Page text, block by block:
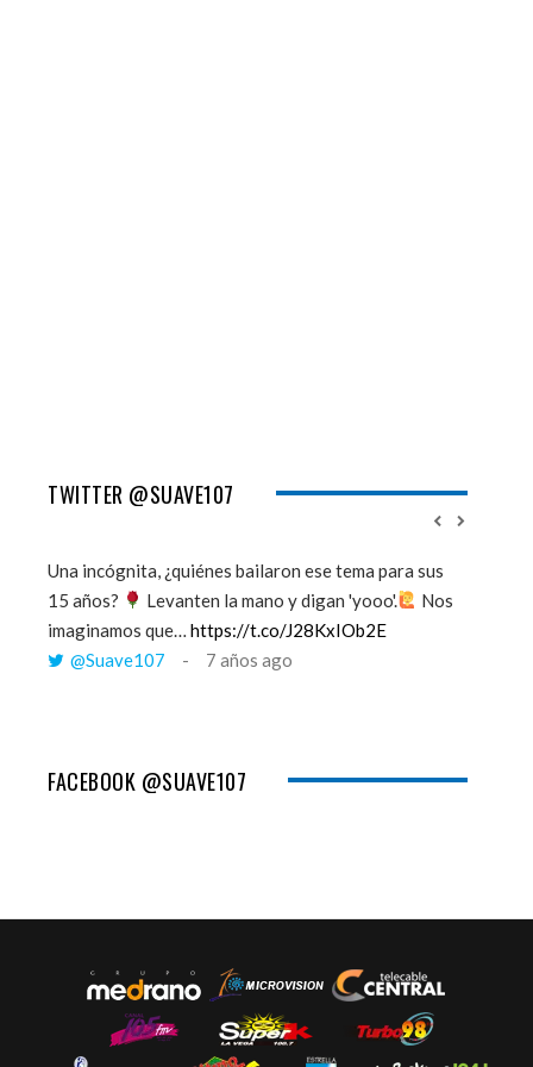
TWITTER @SUAVE107
Una incógnita, ¿quiénes bailaron ese tema para sus
15 años?
Levanten la mano y digan 'yooo'.
Nos
imaginamos que… https://t.co/J28KxIOb2E
@Suave107
7 años ago
FACEBOOK @SUAVE107